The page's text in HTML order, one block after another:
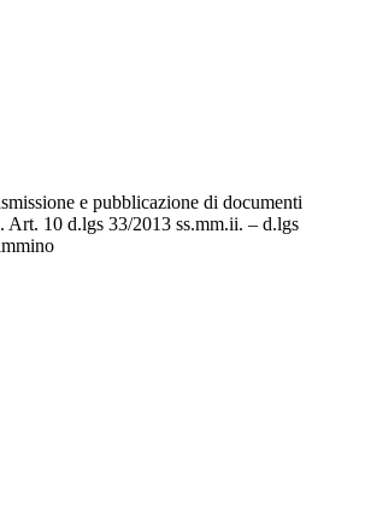
e pubblicazione di documenti
Art. 10 d.lgs 33/2013 ss.mm.ii. – d.lgs